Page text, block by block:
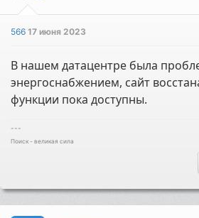
56617 июня 2023
В нашем датацентре была
энергоснабжением, сайт
функции пока доступны.
---
Поиск - великая сила